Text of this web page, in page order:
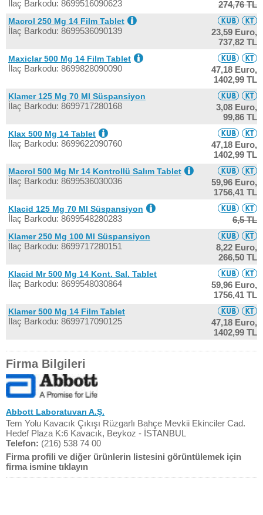
İlaç Barkodu: 8699516090623 274,76 TL
Macrol 250 Mg 14 Film Tablet
İlaç Barkodu: 8699536090139
23,59 Euro,
737,82 TL
Maxiclar 500 Mg 14 Film Tablet
İlaç Barkodu: 8699828090090
47,18 Euro,
1402,99 TL
Klamer 125 Mg 70 Ml Süspansiyon
İlaç Barkodu: 8699717280168
3,08 Euro,
99,86 TL
Klax 500 Mg 14 Tablet
İlaç Barkodu: 8699622090760
47,18 Euro,
1402,99 TL
Macrol 500 Mg Mr 14 Kontrollü Salım Tablet
İlaç Barkodu: 8699536030036
59,96 Euro,
1756,41 TL
Klacid 125 Mg 70 Ml Süspansiyon
İlaç Barkodu: 8699548280283 6,5 TL
Klamer 250 Mg 100 Ml Süspansiyon
İlaç Barkodu: 8699717280151
8,22 Euro,
266,50 TL
Klacid Mr 500 Mg 14 Kont. Sal. Tablet
İlaç Barkodu: 8699548030864
59,96 Euro,
1756,41 TL
Klamer 500 Mg 14 Film Tablet
İlaç Barkodu: 8699717090125
47,18 Euro,
1402,99 TL
Firma Bilgileri
Abbott Laboratuvarı A.Ş.
Tem Yolu Kavacık Çıkışı Rüzgarlı Bahçe Mevkii Ekinciler Cad.
Hedef Plaza K:6 Kavacık, Beykoz - İSTANBUL
Telefon: (216) 538 74 00
Firma profili ve diğer ürünlerin listesini görüntülemek için
firma ismine tıklayın